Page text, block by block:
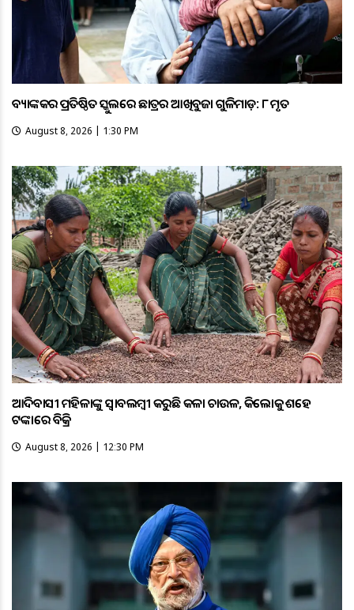
ବ୍ୟାଙ୍କକର ପ୍ରତିଷ୍ଠିତ ସ୍କୁଲରେ ଛାତ୍ରର ଆଖିବୁଜା ଗୁଳିମାଡ଼: ୮ ମୃତ
August 8, 2026 | 1:30 PM
ଆଦିବାସୀ ମହିଳାଙ୍କୁ ସ୍ଵାବଲମ୍ଵୀ କରୁଛି କଳା ଚାଉଳ, କିଲୋକୁ ଶହେ
ଟଙ୍କାରେ ବିକ୍ରି
August 8, 2026 | 12:30 PM